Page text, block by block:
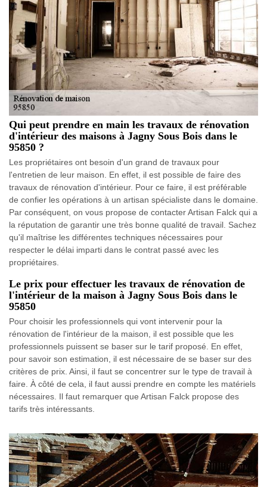
Qui peut prendre en main les travaux de rénovation
d'intérieur des maisons à Jagny Sous Bois dans le
95850 ?
Les propriétaires ont besoin d'un grand de travaux pour
l'entretien de leur maison. En effet, il est possible de faire des
travaux de rénovation d'intérieur. Pour ce faire, il est préférable
de confier les opérations à un artisan spécialiste dans le domaine.
Par conséquent, on vous propose de contacter Artisan Falck qui a
la réputation de garantir une très bonne qualité de travail. Sachez
qu'il maîtrise les différentes techniques nécessaires pour
respecter le délai imparti dans le contrat passé avec les
propriétaires.
Le prix pour effectuer les travaux de rénovation de
l'intérieur de la maison à Jagny Sous Bois dans le
95850
Pour choisir les professionnels qui vont intervenir pour la
rénovation de l'intérieur de la maison, il est possible que les
professionnels puissent se baser sur le tarif proposé. En effet,
pour savoir son estimation, il est nécessaire de se baser sur des
critères de prix. Ainsi, il faut se concentrer sur le type de travail à
faire. À côté de cela, il faut aussi prendre en compte les matériels
nécessaires. Il faut remarquer que Artisan Falck propose des
tarifs très intéressants.